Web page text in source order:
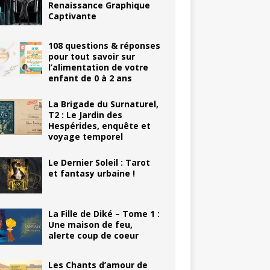
Renaissance Graphique
Captivante
108 questions & réponses
pour tout savoir sur
l’alimentation de votre
enfant de 0 à 2 ans
La Brigade du Surnaturel,
T2 : Le Jardin des
Hespérides, enquête et
voyage temporel
Le Dernier Soleil : Tarot
et fantasy urbaine !
La Fille de Diké – Tome 1 :
Une maison de feu,
alerte coup de coeur
Les Chants d’amour de